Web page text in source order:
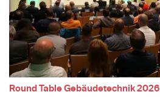
Round Table Gebäudetechnik 2026